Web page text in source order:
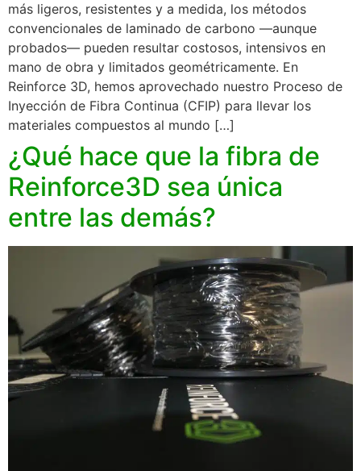
más ligeros, resistentes y a medida, los métodos
convencionales de laminado de carbono —aunque
probados— pueden resultar costosos, intensivos en
mano de obra y limitados geométricamente. En
Reinforce 3D, hemos aprovechado nuestro Proceso de
Inyección de Fibra Continua (CFIP) para llevar los
materiales compuestos al mundo […]
¿Qué hace que la fibra de
Reinforce3D sea única
entre las demás?